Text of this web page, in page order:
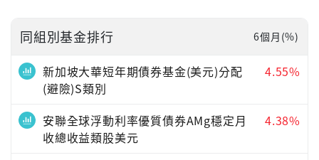
同組別基金排行 6個月(%)
新加坡大華短年期債券基金(美元)分配
(避險)S類別
4.55%
安聯全球浮動利率優質債券AMg穩定月
收總收益類股美元
4.38%